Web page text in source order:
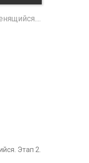
Этап 2.